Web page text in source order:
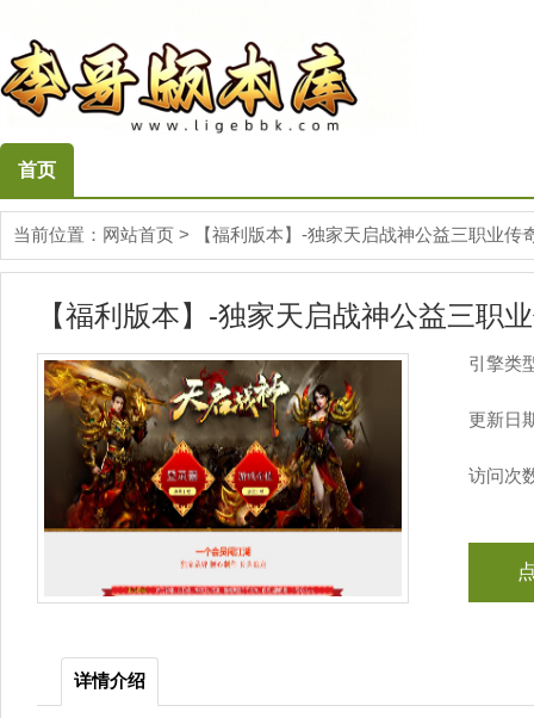
首页
当前位置： 网站首页 > 【福利版本】-独家天启战神公益三职业
【福利版本】-独家天启战神公益三职
引擎类
更新日
访问次
详情介绍